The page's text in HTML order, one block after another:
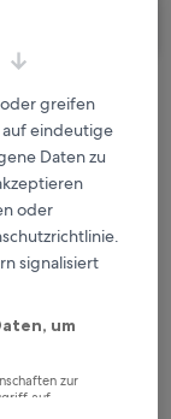
greifen
auf eindeutige
Daten zu
oder
signalisiert
um
zur
auf